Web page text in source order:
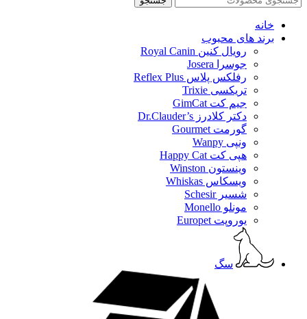
خانه
برند های محبوب
رویال کنین Royal Canin
جوسرا Josera
رفلکس پلاس Reflex Plus
تریکسی Trixie
جیم کت GimCat
دکتر کلادرز Dr.Clauder’s
گورمت Gourmet
ونپی Wanpy
هپی کت Happy Cat
وینستون Winston
ویسکاس Whiskas
شسیر Schesir
مونلو Monello
یوروپت Europet
سگ